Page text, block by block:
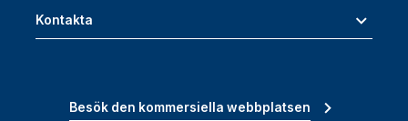
Kontakta
Besök den kommersiella webbplatsen